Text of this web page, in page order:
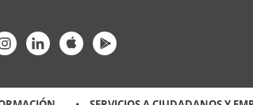
rrss
enlace-rrssenlace-rrssenlace-rrssenlace-rrss